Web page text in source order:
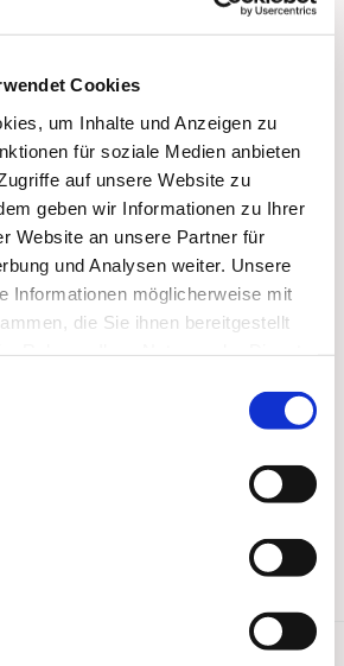
Cookies
um Inhalte und Anzeigen zu
für soziale Medien anbieten
auf unsere Website zu
geben wir Informationen zu Ihrer
Website an unsere Partner für
und Analysen weiter. Unsere
Informationen möglicherweise mit
die Sie ihnen bereitgestellt